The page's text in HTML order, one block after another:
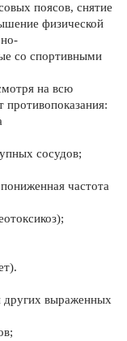
поясов, снятие
физической
со спортивными
на всю
противопоказания:
сосудов;
частота
других выраженных